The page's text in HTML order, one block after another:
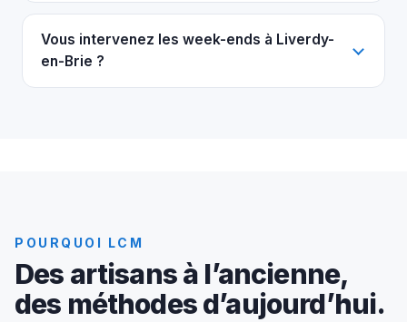
Vous intervenez les week-ends à Liverdy-
en-Brie ?
POURQUOI LCM
Des artisans à l’ancienne,
des méthodes d’aujourd’hui.